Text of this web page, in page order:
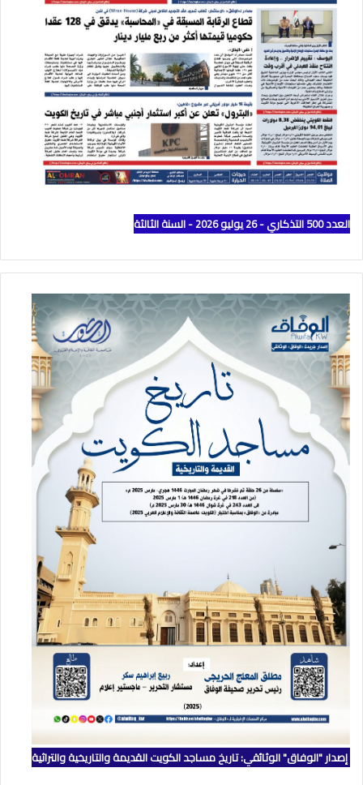
العدد 500 التذكاري - 26 يوليو 2026 - السنة الثالثة
إصدار "الوفاق" الوثائقي: تاريخ مساجد الكويت القديمة والتاريخية والتراثية